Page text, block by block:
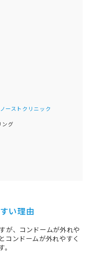
ーストクリニック
ング
い理由
が、コンドームが外れや
コンドームが外れやすく